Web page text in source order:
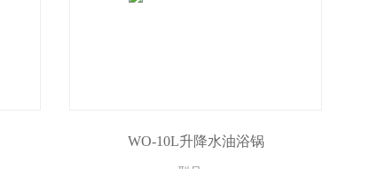
WO-10L升降水油浴锅